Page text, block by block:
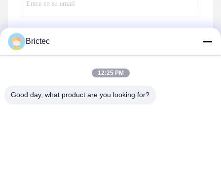
Brictec
12:25 PM
Good day, what product are you looking for?